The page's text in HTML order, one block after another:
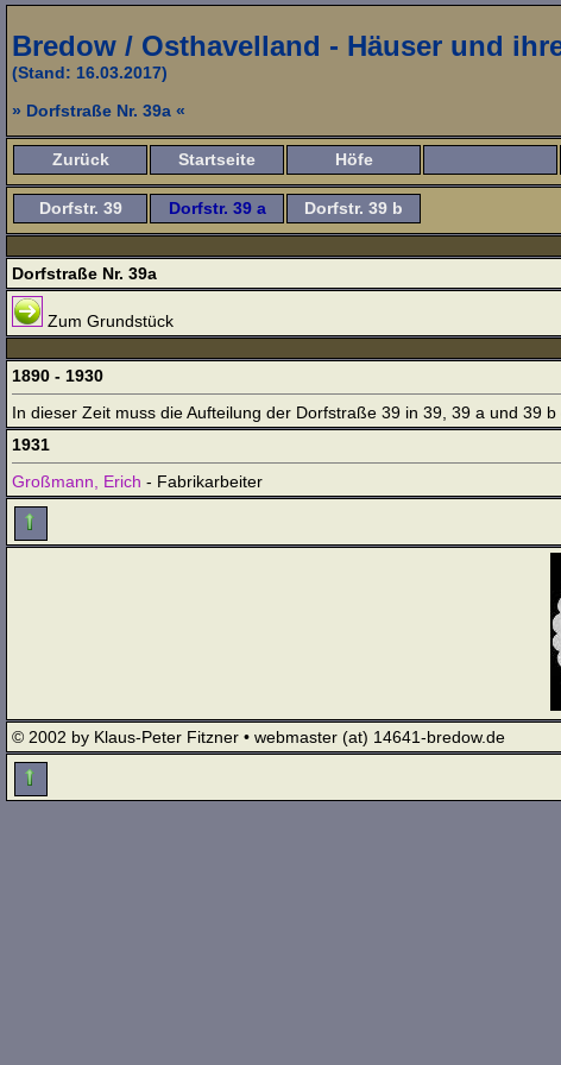
Bredow / Osthavelland - Häuser und
(Stand: 16.03.2017)
» Dorfstraße Nr. 39a «
Zurück Startseite Höfe
Dorfstr. 39 Dorfstr. 39 a Dorfstr. 39 b
Dorfstraße Nr. 39a
Zum Grundstück
1890 - 1930
In dieser Zeit muss die Aufteilung der Dorfstraße 39 in 39, 39 a und 39 b
1931
Großmann, Erich - Fabrikarbeiter
© 2002 by Klaus-Peter Fitzner • webmaster (at) 14641-bredow.de